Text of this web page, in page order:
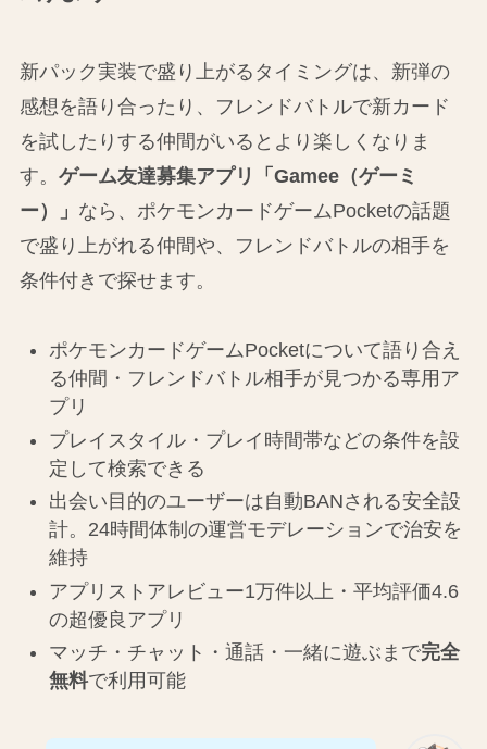
新パック実装で盛り上がるタイミングは、新弾の
感想を語り合ったり、フレンドバトルで新カード
を試したりする仲間がいるとより楽しくなりま
す。 ゲーム友達募集アプリ「Gamee（ゲーミ
ー）」 なら、ポケモンカードゲームPocketの話題
で盛り上がれる仲間や、フレンドバトルの相手を
条件付きで探せます。
ポケモンカードゲームPocketについて語り合え
る仲間・フレンドバトル相手が見つかる専用ア
プリ
プレイスタイル・プレイ時間帯などの条件を設
定して検索できる
出会い目的のユーザーは自動BANされる安全設
計。24時間体制の運営モデレーションで治安を
維持
アプリストアレビュー1万件以上・平均評価4.6
の超優良アプリ
マッチ・チャット・通話・一緒に遊ぶまで完全
無料で利用可能